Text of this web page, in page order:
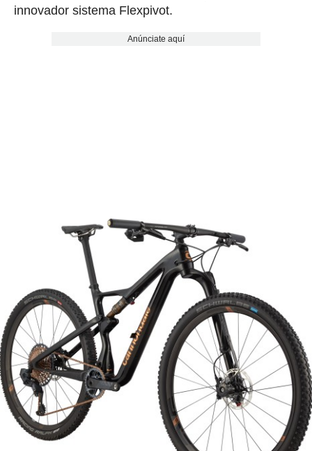
innovador sistema Flexpivot.
Anúnciate aquí